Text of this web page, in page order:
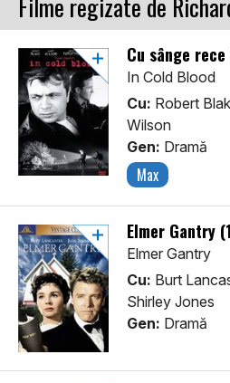
Cu sânge
In Cold Blood
Cu: Robert
Wilson
Gen: Dramă
Max
Elmer Gantry
Elmer Gantry
Cu: Burt
Shirley Jones
Gen: Dramă